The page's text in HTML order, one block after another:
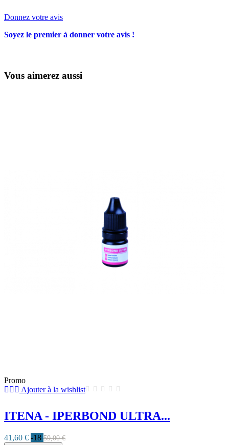
Donnez votre avis
Soyez le premier à donner votre avis !
Vous aimerez aussi
Promo
Ajouter à la wishlist
ITENA - IPERBOND ULTRA...
41,60 € -18 59,00 €